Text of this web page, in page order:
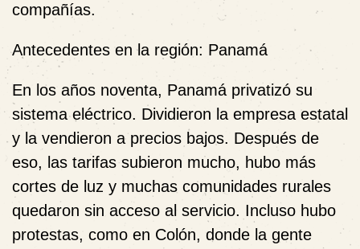
compañías.
Antecedentes en la región: Panamá
En los años noventa, Panamá privatizó su
sistema eléctrico. Dividieron la empresa estatal
y la vendieron a precios bajos. Después de
eso, las tarifas subieron mucho, hubo más
cortes de luz y muchas comunidades rurales
quedaron sin acceso al servicio. Incluso hubo
protestas, como en Colón, donde la gente